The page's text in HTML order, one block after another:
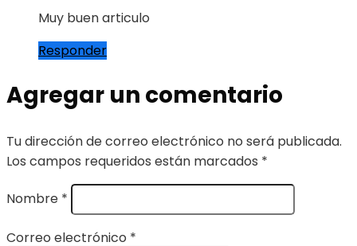
Muy buen articulo
Responder
Agregar un comentario
Tu dirección de correo electrónico no será publicada.
Los campos requeridos están marcados *
Nombre *
Correo electrónico *